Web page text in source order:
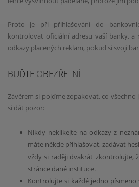
Proto je při přihlašování do
kontrolovat oficiální adresu vaší banky, a
odkazy placených reklam, pokud si svoji
BUĎTE OBEZŘETNÍ
Závěrem si pojďme zopakovat, co
si dát pozor:
Nikdy neklikejte na odkazy z
máte někde přihlašovat, zadávat
vždy si raději dvakrát zkontrolujte,
stránce dané instituce.
Kontrolujte si každé jedno